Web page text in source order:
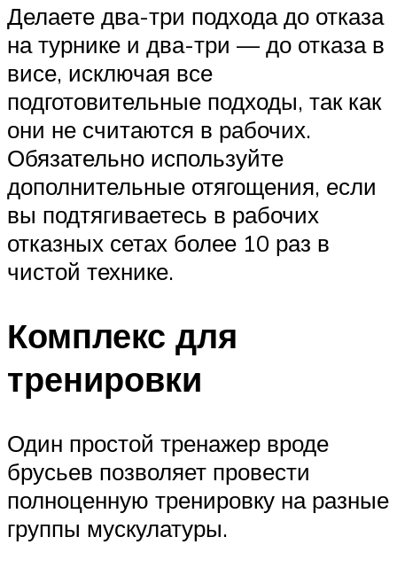
Делаете два-три подхода до отказа
на турнике и два-три — до отказа в
висе, исключая все
подготовительные подходы, так как
они не считаются в рабочих.
Обязательно используйте
дополнительные отягощения, если
вы подтягиваетесь в рабочих
отказных сетах более 10 раз в
чистой технике.
Комплекс для
тренировки
Один простой тренажер вроде
брусьев позволяет провести
полноценную тренировку на разные
группы мускулатуры.